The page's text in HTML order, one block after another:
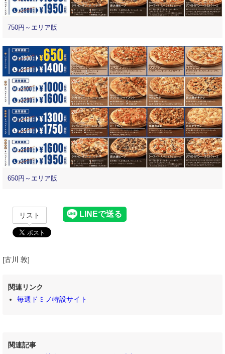
750円～エリア版
650円～エリア版
リスト
[古川 敦]
関連リンク
毎週ドミノ特設サイト
関連記事